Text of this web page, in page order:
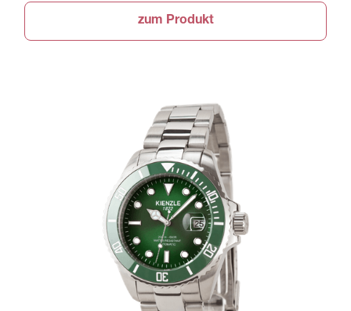
zum Produkt